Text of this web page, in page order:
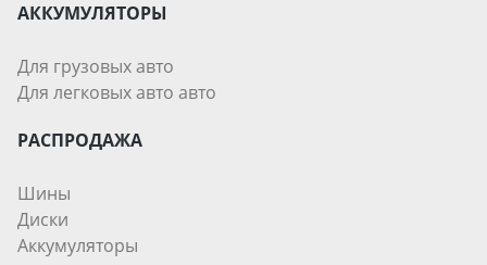
АККУМУЛЯТОРЫ
Для грузовых авто
Для легковых авто авто
РАСПРОДАЖА
Шины
Диски
Аккумуляторы